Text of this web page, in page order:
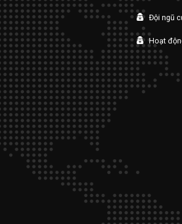
Đội ngũ
Hoạt